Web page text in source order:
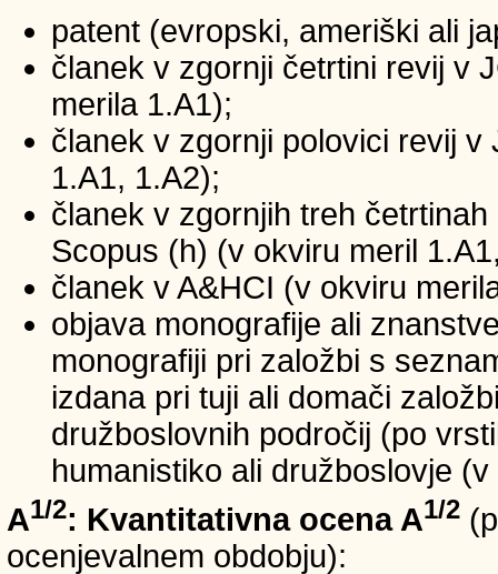
patent (evropski, ameriški ali
članek v zgornji četrtini revij v
merila 1.A1);
članek v zgornji polovici revij
1.A1, 1.A2);
članek v zgornjih treh
Scopus (h) (v okviru meril
članek v A&HCI (v okviru
objava monografije ali
monografiji pri založbi s
izdana pri tuji ali domači
družboslovnih področij (po
humanistiko ali družboslovje
A1/2: Kvantitativna ocena A1/2
ocenjevalnem obdobju):